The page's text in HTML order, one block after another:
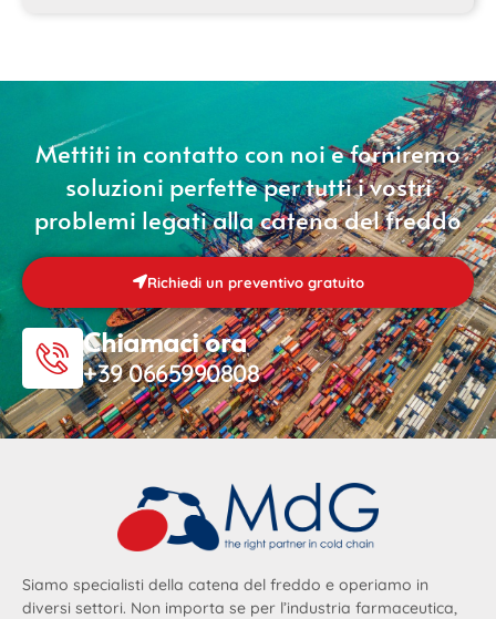
Mettiti in contatto con noi e forniremo
soluzioni perfette per tutti i vostri
problemi legati alla catena del freddo
Richiedi un preventivo gratuito
Chiamaci ora
+39 0665990808
Siamo specialisti della catena del freddo e operiamo in
diversi settori. Non importa se per l’industria farmaceutica,